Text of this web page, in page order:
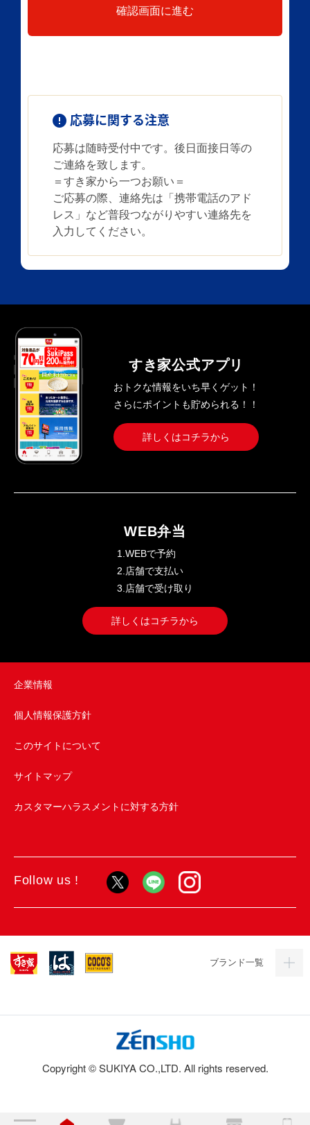
確認画面に進む
応募に関する注意
応募は随時受付中です。後日面接日等の
ご連絡を致します。
＝すき家から一つお願い＝
ご応募の際、連絡先は「携帯電話のアド
レス」など普段つながりやすい連絡先を
入力してください。
すき家公式アプリ
おトクな情報をいち早くゲット！
さらにポイントも貯められる！！
詳しくはコチラから
WEB弁当
1.WEBで予約
2.店舗で支払い
3.店舗で受け取り
詳しくはコチラから
企業情報
個人情報保護方針
このサイトについて
サイトマップ
カスタマーハラスメントに対する方針
Follow us !
ブランド一覧
Copyright © SUKIYA CO.,LTD. All rights reserved.